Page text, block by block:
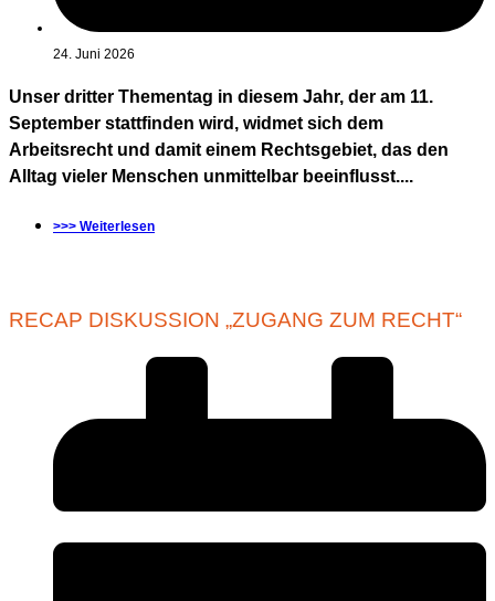
24. Juni 2026
Unser dritter Thementag in diesem Jahr, der am 11.
September stattfinden wird, widmet sich dem
Arbeitsrecht und damit einem Rechtsgebiet, das den
Alltag vieler Menschen unmittelbar beeinflusst....
>>> Weiterlesen
RECAP DISKUSSION „ZUGANG ZUM RECHT“